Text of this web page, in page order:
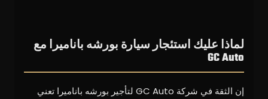
لماذا عليك استئجار سيارة بورشه باناميرا مع
GC Auto
إن الثقة في شركة GC Auto لتأجير بورشه باناميرا تعني